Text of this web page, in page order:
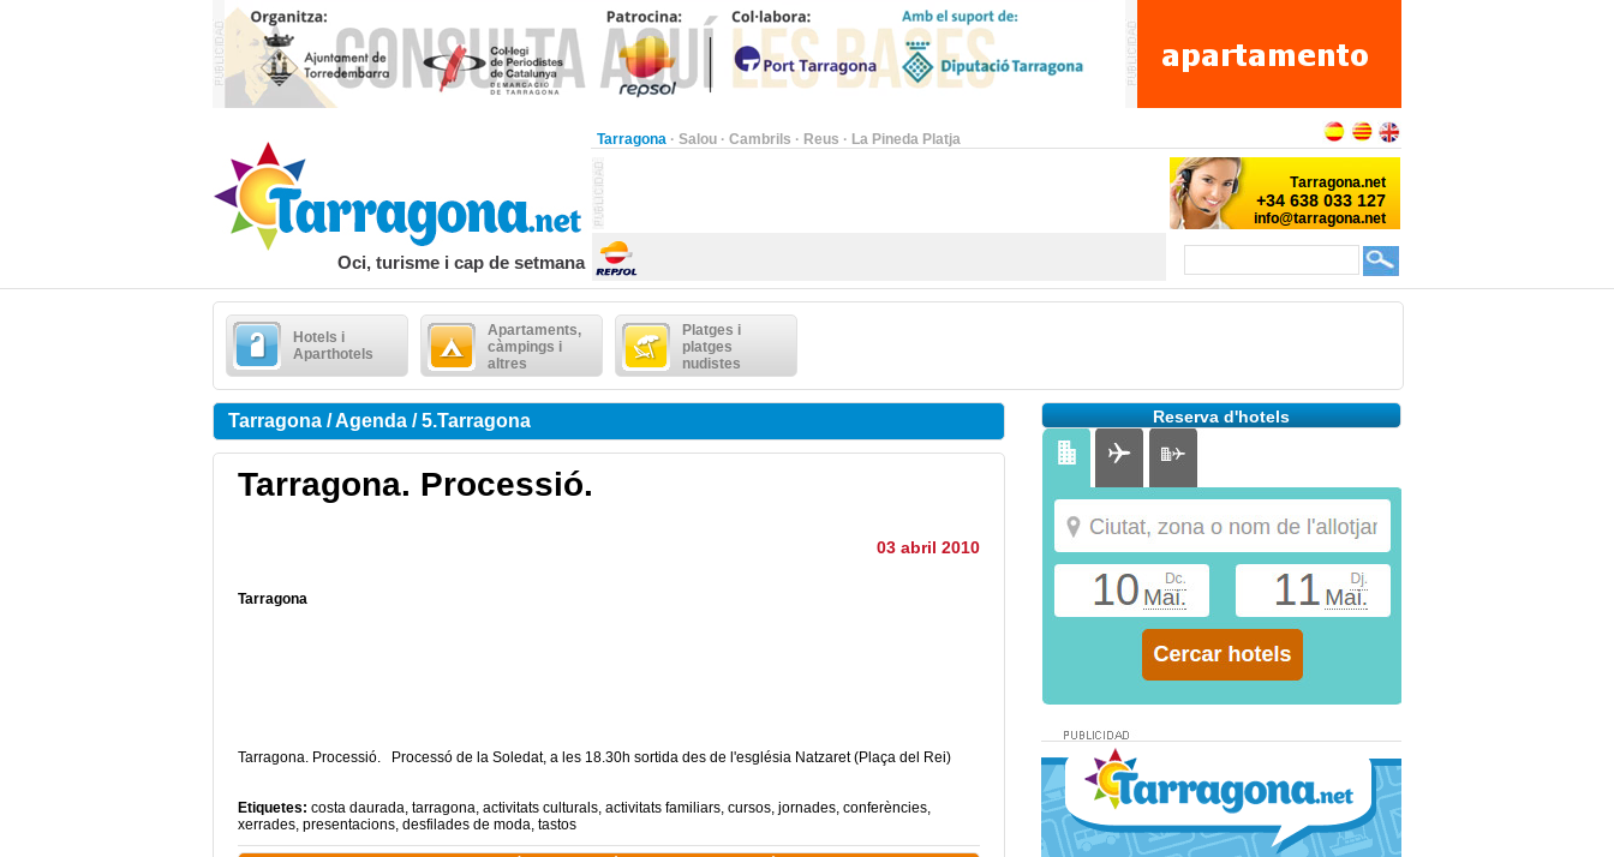
Tarragona · Salou · Cambrils · Reus · La Pineda Platja
Oci, turisme i cap de setmana
Hotels i
Aparthotels
Apartaments,
càmpings i
altres
Platges i
platges
nudistes
Tarragona / Agenda / 5.Tarragona
Tarragona. Processió.
03 abril 2010
Tarragona
Tarragona. Processió. Processó de la Soledat, a les 18.30h sortida des de l'església Natzaret (Plaça del Rei)
Etiquetes: costa daurada, tarragona, activitats culturals, activitats familiars, cursos, jornades, conferències,
xerrades, presentacions, desfilades de moda, tastos
Reserva d'hotels